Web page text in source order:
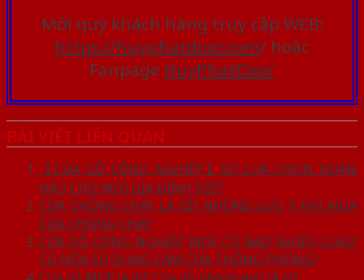
Mời quý khách hàng truy cập WEB:
https://huyphatdoor.com/ hoặc
Fanpage HuyPhatDoor
BÀI VIẾT LIÊN QUAN
【CỬA GỖ CÔNG NGHIỆP】SỰ LỰA CHỌN HOÀN
HẢO CHO MỌI GIA ĐÌNH VIỆT
CỬA CHỐNG CHÁY LÀ GÌ? NHỮNG LƯU Ý KHI MUA
CỬA CHỐNG CHÁY
CỬA GỖ CÔNG NGHIỆP MDF CÓ BAO NHIÊU LOẠI?
CÓ NÊN SỬ DỤNG LÀM CỬA THÔNG PHÒNG?